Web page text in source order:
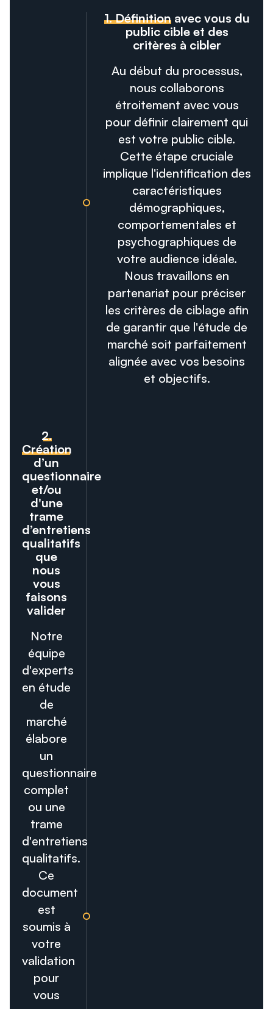
1. Définitionavec vous du
public cible et des
critères à cibler
Au début du processus,
nous collaborons
étroitement avec vous
pour définir clairement qui
est votre public cible.
Cette étape cruciale
implique l'identification des
caractéristiques
démographiques,
comportementales et
psychographiques de
votre audience idéale.
Nous travaillons en
partenariat pour préciser
les critères de ciblage afin
de garantir que l'étude de
marché soit parfaitement
alignée avec vos besoins
et objectifs.
2.
Création
d’un
questionnaire
et/ou
d'une
trame
d’entretiens
qualitatifs
que
nous
vous
faisons
valider
Notre
équipe
d'experts
en étude
de
marché
élabore
un
questionnaire
complet
ou une
trame
d'entretiens
qualitatifs.
Ce
document
est
soumis à
votre
validation
pour
vous